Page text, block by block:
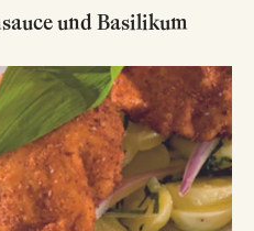
und Basilikum